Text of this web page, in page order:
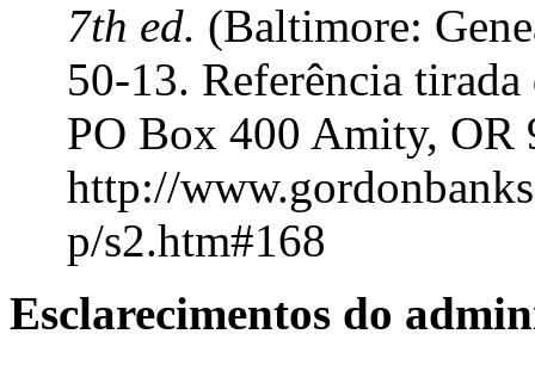
7th ed. (Baltimore:
50-13. Referência
PO Box 400 Amity, OR
http://
p/s2.htm#168
Esclarecimentos do